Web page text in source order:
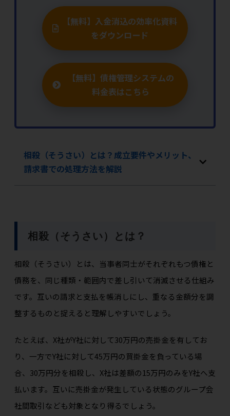
【無料】入金消込の効率化資料
をダウンロード
【無料】債権管理システムの
料金表はこちら
相殺（そうさい）とは？成立要件やメリット、
請求書での処理方法を解説
相殺（そうさい）とは？
相殺（そうさい）とは、当事者同士がそれぞれもつ債権と
債務を、同じ種類・範囲内で差し引いて消滅させる仕組み
です。互いの請求と支払を帳消しにし、重なる金額分を調
整するものと捉えると理解しやすいでしょう。
たとえば、X社がY社に対して30万円の売掛金を有してお
り、一方でY社に対して45万円の買掛金を負っている場
合、30万円分を相殺し、X社は差額の15万円のみをY社へ支
払います。互いに売掛金が発生している状態のグループ会
社間取引なども対象となり得るでしょう。